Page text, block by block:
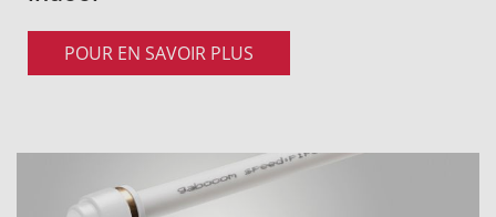
POUR EN SAVOIR PLUS